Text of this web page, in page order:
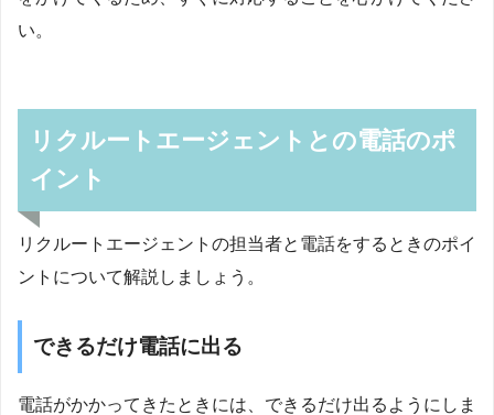
い。
リクルートエージェントとの電話のポ
イント
リクルートエージェントの担当者と電話をするときのポイ
ントについて解説しましょう。
できるだけ電話に出る
電話がかかってきたときには、できるだけ出るようにしま